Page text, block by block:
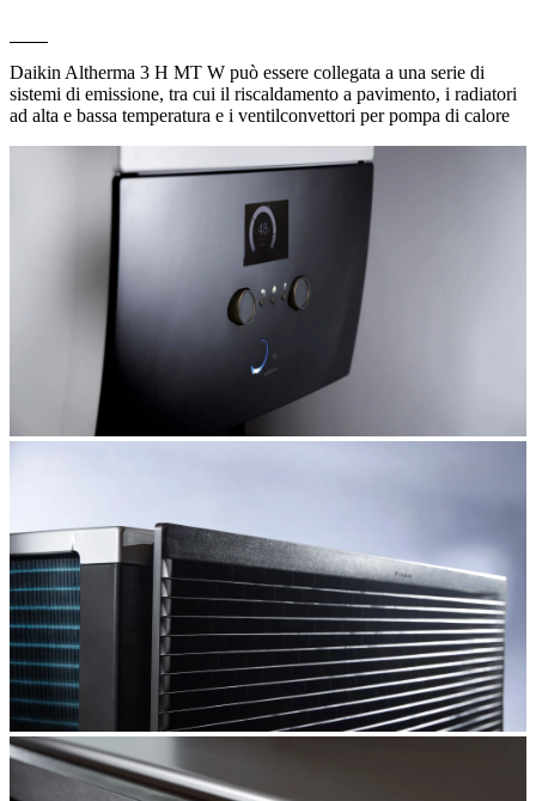
Daikin Altherma 3 H MT W può essere collegata a una serie di
sistemi di emissione, tra cui il riscaldamento a pavimento, i radiatori
ad alta e bassa temperatura e i ventilconvettori per pompa di calore